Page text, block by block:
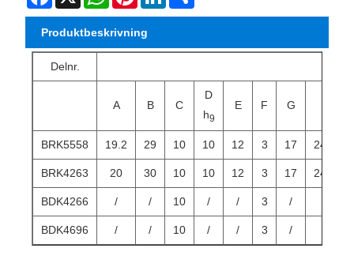
Produktbeskrivning
Delnr.
A B C
D
h9
E F G
BRK5558 19.2 29 10 10 12 3 17 24.5
BRK4263 20 30 10 10 12 3 17 24.5
BDK4266 / / 10 / / 3 /
BDK4696 / / 10 / / 3 /